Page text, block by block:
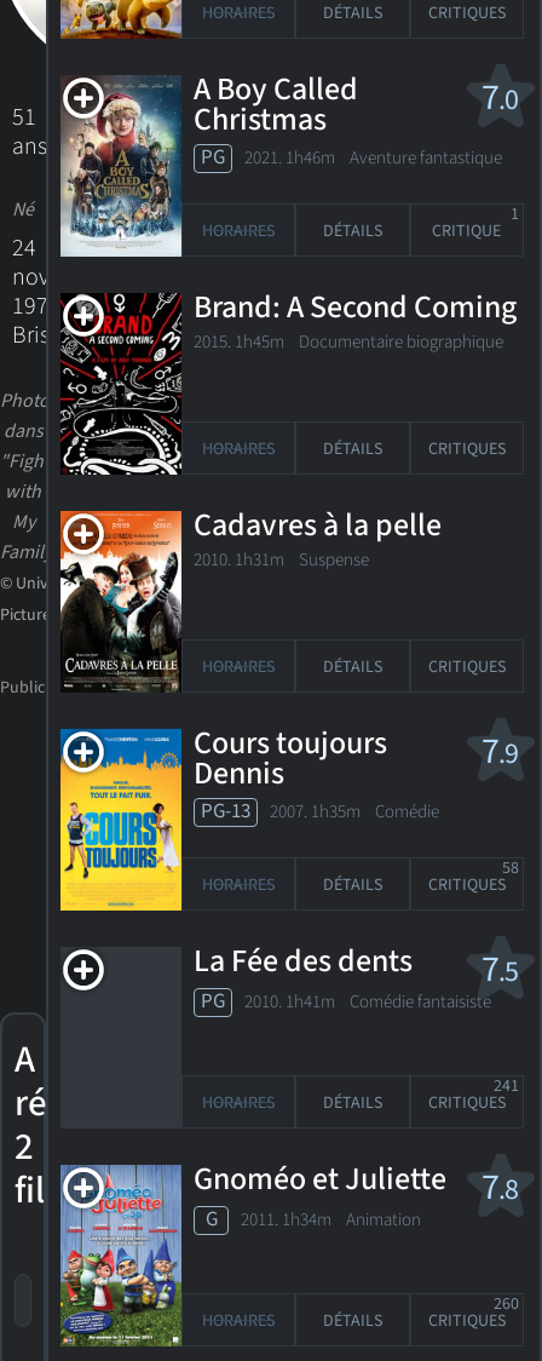
51
ans
Né
24
novembre
1974
Bristol,
Photo
dans
"Fighting
with
My
Family"
© Universal
Pictures
A
réalisé
2
films
trier par titre par cote
HORAIRES DÉTAILS CRITIQUES
7.0
A Boy Called
Christmas
PG 2021. 1h46m Aventure fantastique
HORAIRES DÉTAILS CRITIQUE
1
Brand: A Second Coming
2015. 1h45m Documentaire biographique
HORAIRES DÉTAILS CRITIQUES
Cadavres à la pelle
2010. 1h31m Suspense
HORAIRES DÉTAILS CRITIQUES
7.9
Cours toujours
Dennis
PG-13 2007. 1h35m Comédie
HORAIRES DÉTAILS CRITIQUES
58
7.5
La Fée des dents
PG 2010. 1h41m Comédie fantaisiste
HORAIRES DÉTAILS CRITIQUES
241
7.8
Gnoméo et Juliette
G 2011. 1h34m Animation
HORAIRES DÉTAILS CRITIQUES
260